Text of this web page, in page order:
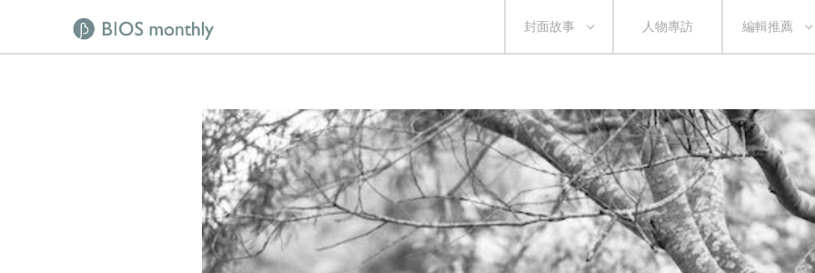
封面故事 人物專訪 編輯推薦